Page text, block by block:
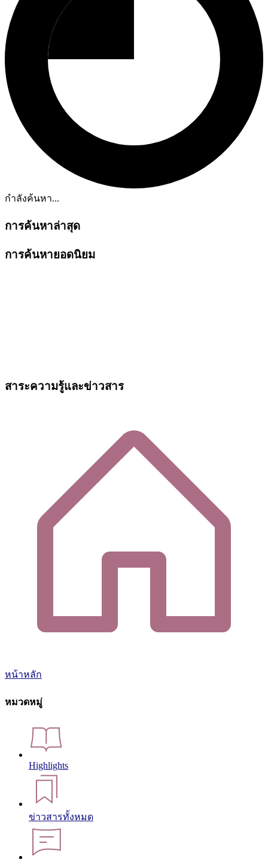
กำลังค้นหา...
การค้นหาล่าสุด
การค้นหายอดนิยม
สาระความรู้และข่าวสาร
หน้าหลัก
หมวดหมู่
Highlights
ข่าวสารทั้งหมด